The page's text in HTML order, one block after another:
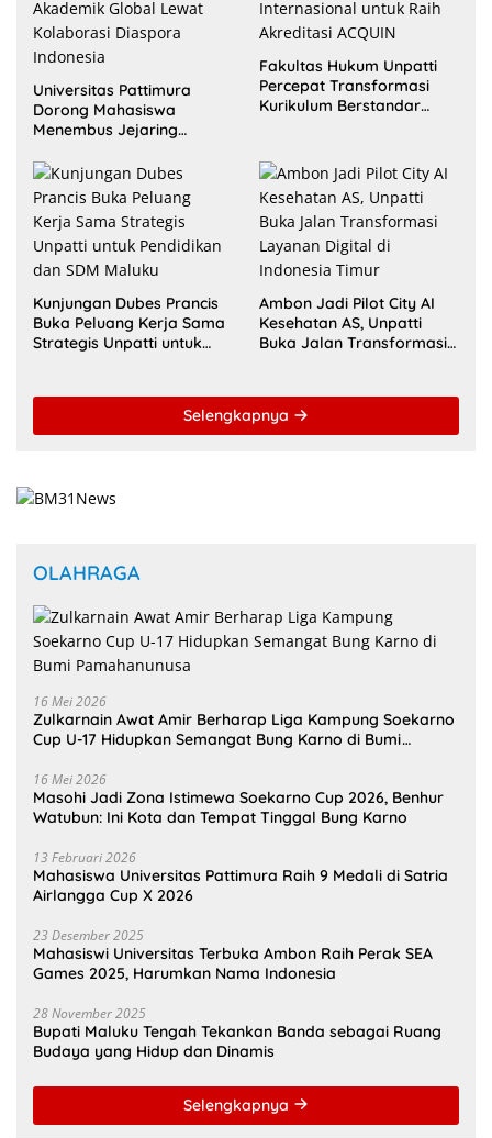
Universitas Pattimura
Dorong Mahasiswa
Menembus Jejaring
Kolaborasi Diaspora
Indonesia
Fakultas Hukum Unpatti
Percepat Transformasi
Kurikulum Berstandar
Kunjungan Dubes Prancis
Buka Peluang Kerja Sama
Strategis Unpatti untuk
Ambon Jadi Pilot City AI
Kesehatan AS, Unpatti
Buka Jalan Transformasi
Selengkapnya
OLAHRAGA
16 Mei 2026
Zulkarnain Awat Amir Berharap Liga Kampung Soekarno
Cup U-17 Hidupkan Semangat Bung Karno di Bumi
16 Mei 2026
Masohi Jadi Zona Istimewa Soekarno Cup 2026, Benhur
Watubun: Ini Kota dan Tempat Tinggal Bung Karno
13 Februari 2026
Mahasiswa Universitas Pattimura Raih 9 Medali di Satria
Airlangga Cup X 2026
23 Desember 2025
Mahasiswi Universitas Terbuka Ambon Raih Perak SEA
Games 2025, Harumkan Nama Indonesia
28 November 2025
Bupati Maluku Tengah Tekankan Banda sebagai Ruang
Budaya yang Hidup dan Dinamis
Selengkapnya